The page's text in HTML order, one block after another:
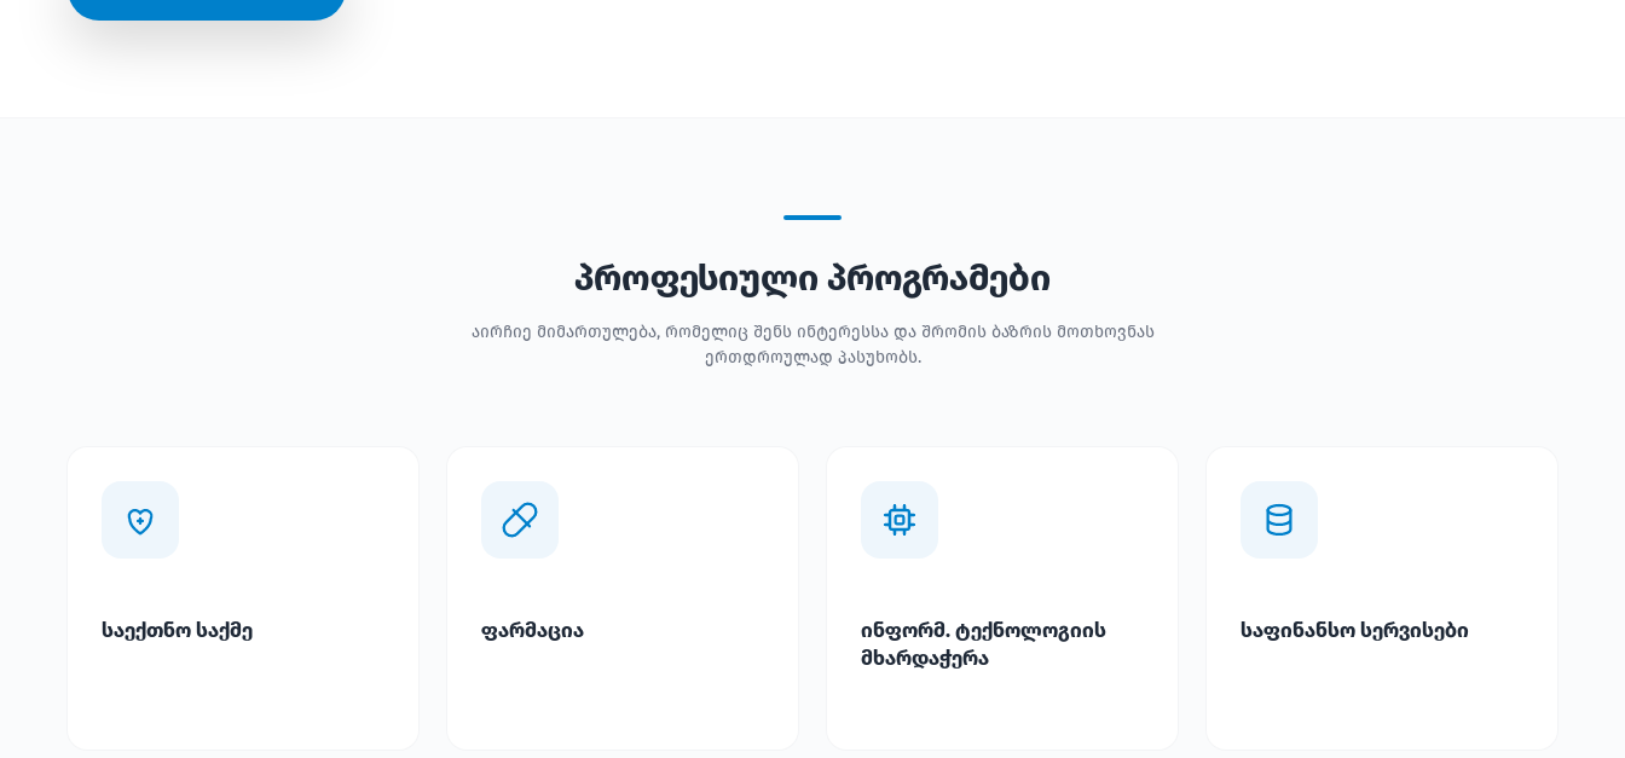
პროფესიული პროგრამები
აირჩიე მიმართულება, რომელიც შენს ინტერესსა და შრომის ბაზრის მოთხოვნას
ერთდროულად პასუხობს.
საექთნო საქმე ფარმაცია
ინფორმ. ტექნოლოგიის
მხარდაჭერა
საფინანსო სერვისები